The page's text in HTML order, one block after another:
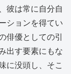
彼は常に自分自
ションを得てい
俳優としての引
出す要素にもな
に没頭し、そこ